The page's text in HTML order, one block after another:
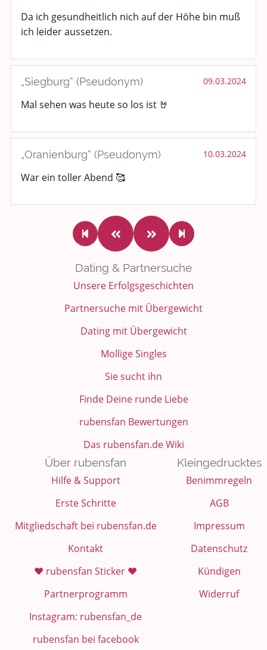
Da ich gesundheitlich nich auf der Höhe bin muß
ich leider aussetzen.
„Siegburg“ (Pseudonym) 09.03.2024
Mal sehen was heute so los ist 🤘
„Oranienburg“ (Pseudonym) 10.03.2024
War ein toller Abend 🥰
Dating & Partnersuche
Unsere Erfolgsgeschichten
Partnersuche mit Übergewicht
Dating mit Übergewicht
Mollige Singles
Sie sucht ihn
Finde Deine runde Liebe
rubensfan Bewertungen
Das rubensfan.de Wiki
Über rubensfan
Hilfe & Support
Erste Schritte
Mitgliedschaft bei rubensfan.de
Kontakt
❤️ rubensfan Sticker ❤️
Partnerprogramm
Instagram: rubensfan_de
rubensfan bei facebook
Kleingedrucktes
Benimmregeln
AGB
Impressum
Datenschutz
Kündigen
Widerruf